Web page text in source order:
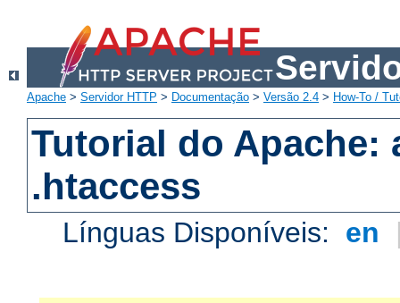
Apache > Servidor HTTP > Documentação > Versão 2.4 > How-To /
Tutorial do Apache:
.htaccess
Línguas Disponíveis: en